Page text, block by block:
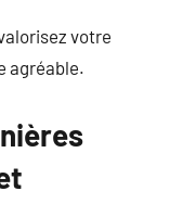
votre
agréable.